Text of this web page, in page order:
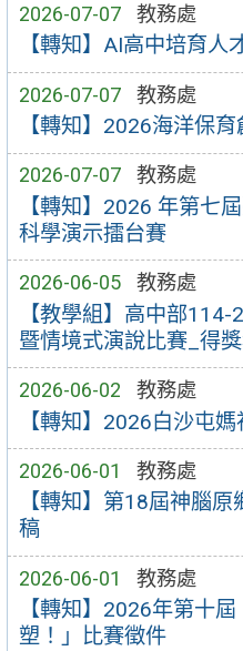
2026-07-07 教務處
【轉知】AI高中培育人
2026-07-07 教務處
【轉知】2026海洋保
2026-07-07 教務處
【轉知】2026 年第七
科學演示擂台賽
2026-06-05 教務處
【教學組】高中部
暨情境式演說比賽_得
2026-06-02 教務處
【轉知】2026白沙屯
2026-06-01 教務處
【轉知】第18屆神腦
稿
2026-06-01 教務處
【轉知】2026年第十
塑！」比賽徵件